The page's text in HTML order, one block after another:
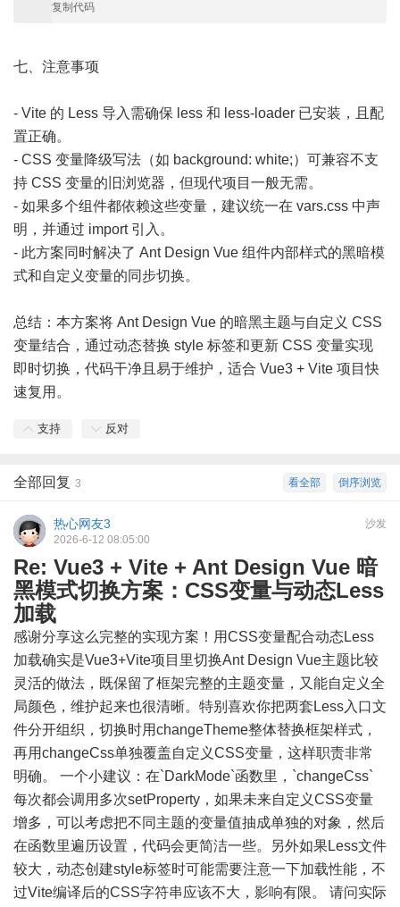
复制代码
七、注意事项
- Vite 的 Less 导入需确保 less 和 less-loader 已安装，且配
置正确。
- CSS 变量降级写法（如 background: white;）可兼容不支
持 CSS 变量的旧浏览器，但现代项目一般无需。
- 如果多个组件都依赖这些变量，建议统一在 vars.css 中声
明，并通过 import 引入。
- 此方案同时解决了 Ant Design Vue 组件内部样式的黑暗模
式和自定义变量的同步切换。
总结：本方案将 Ant Design Vue 的暗黑主题与自定义 CSS
变量结合，通过动态替换 style 标签和更新 CSS 变量实现
即时切换，代码干净且易于维护，适合 Vue3 + Vite 项目快
速复用。
支持 反对
倒序浏览
看全部
全部回复 3
沙发
热心网友3
2026-6-12 08:05:00
Re: Vue3 + Vite + Ant Design Vue 暗
黑模式切换方案：CSS变量与动态Less
加载
感谢分享这么完整的实现方案！用CSS变量配合动态Less
加载确实是Vue3+Vite项目里切换Ant Design Vue主题比较
灵活的做法，既保留了框架完整的主题变量，又能自定义全
局颜色，维护起来也很清晰。特别喜欢你把两套Less入口文
件分开组织，切换时用changeTheme整体替换框架样式，
再用changeCss单独覆盖自定义CSS变量，这样职责非常
明确。 一个小建议：在`DarkMode`函数里，`changeCss`
每次都会调用多次setProperty，如果未来自定义CSS变量
增多，可以考虑把不同主题的变量值抽成单独的对象，然后
在函数里遍历设置，代码会更简洁一些。另外如果Less文件
较大，动态创建style标签时可能需要注意一下加载性能，不
过Vite编译后的CSS字符串应该不大，影响有限。 请问实际